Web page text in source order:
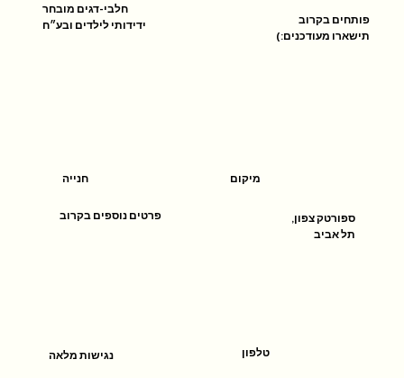
טלפון
ספורטק צפון,
תל אביב
מיקום
נגישות מלאה
חנייה
פרטים נוספים בקרוב
חלבי-דגים מובחר
ידידותי לילדים ובע״ח
פותחים בקרוב
תישארו מעודכנים:)